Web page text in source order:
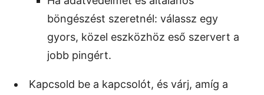
böngészést szeretnél: válassz egy
gyors, közel eszközhöz eső szervert a
jobb pingért.
Kapcsold be a kapcsolót, és várj, amíg a